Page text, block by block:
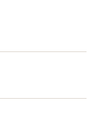
intensiva
alergia e